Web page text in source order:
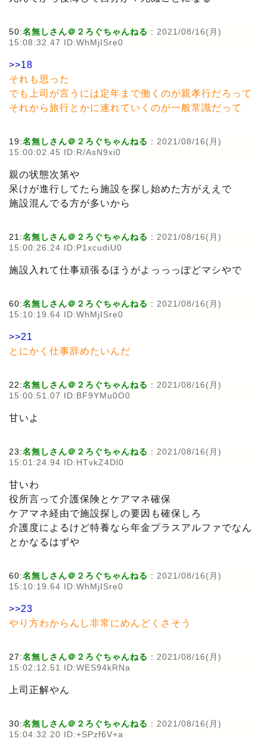
50:名無しさん＠２ろぐちゃんねる : 2021/08/16(月)
15:08:32.47 ID:WhMjISre0
>>18
それも思った
でも上司が言うには定年まで働くのが親孝行だろって
それから旅行とかに連れていくのが一般常識だって
19:名無しさん＠２ろぐちゃんねる : 2021/08/16(月)
15:00:02.45 ID:R/AsN9xi0
親の状態次第や
呆けが進行してたら施設を探し始めた方がええで
施設混んでる方が多いから
21:名無しさん＠２ろぐちゃんねる : 2021/08/16(月)
15:00:26.24 ID:P1xcudiU0
施設入れて仕事頑張るほうがよっっっぽどマシやで
60:名無しさん＠２ろぐちゃんねる : 2021/08/16(月)
15:10:19.64 ID:WhMjISre0
>>21
とにかく仕事辞めたいんだ
22:名無しさん＠２ろぐちゃんねる : 2021/08/16(月)
15:00:51.07 ID:BF9YMu0O0
甘いよ
23:名無しさん＠２ろぐちゃんねる : 2021/08/16(月)
15:01:24.94 ID:HTvkZ4Dl0
甘いわ
役所言って介護保険とケアマネ確保
ケアマネ経由で施設探しの要因も確保しろ
介護度によるけど特養なら年金プラスアルファでなん
とかなるはずや
60:名無しさん＠２ろぐちゃんねる : 2021/08/16(月)
15:10:19.64 ID:WhMjISre0
>>23
やり方わからんし非常にめんどくさそう
27:名無しさん＠２ろぐちゃんねる : 2021/08/16(月)
15:02:12.51 ID:WES94kRNa
上司正解やん
30:名無しさん＠２ろぐちゃんねる : 2021/08/16(月)
15:04:32.20 ID:+SPzf6V+a